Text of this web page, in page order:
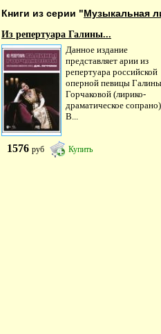
Книги из серии "Музыкальная
Из репертуара Галины...
Данное издание
представляет арии из
репертуара российской
оперной певицы Галины
Горчаковой (лирико-
драматическое
В...
1576 руб Купить